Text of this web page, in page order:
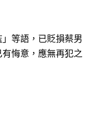
等語，已貶損蔡男
悔意，應無再犯之